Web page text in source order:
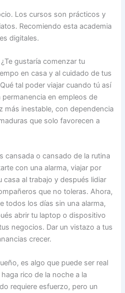
Los cursos son prácticos y
Recomiendo esta academia
digitales.
gustaría comenzar tu
en casa y al cuidado de tus
tal poder viajar cuando tú así
en empleos de
más inestable, con dependencia
que solo favorecen a
cansada o cansado de la rutina
con una alarma, viajar por
al trabajo y después lidiar
que no toleras. Ahora,
todos los días sin una alarma,
abrir tu laptop o dispositivo
negocios. Dar un vistazo a tus
crecer.
es algo que puede ser real
rico de la noche a la
requiere esfuerzo, pero un